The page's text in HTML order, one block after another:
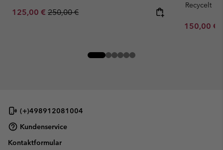
Sale price:
125,00 € Regular price:
250,00 €
Recycelt
Minimum
150,00 €
(+)498912081004
Kundenservice
Kontaktformular